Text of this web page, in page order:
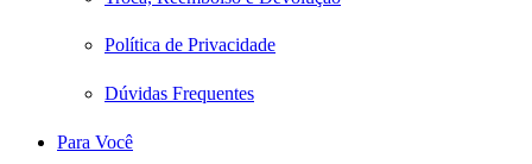
Política de Privacidade
Dúvidas Frequentes
Para Você